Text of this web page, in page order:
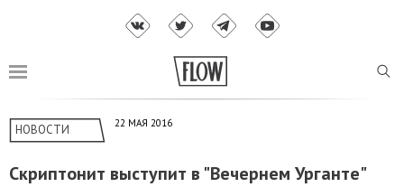
НОВОСТИ 22 МАЯ 2016
Скриптонит выступит в "Вечернем Урганте"